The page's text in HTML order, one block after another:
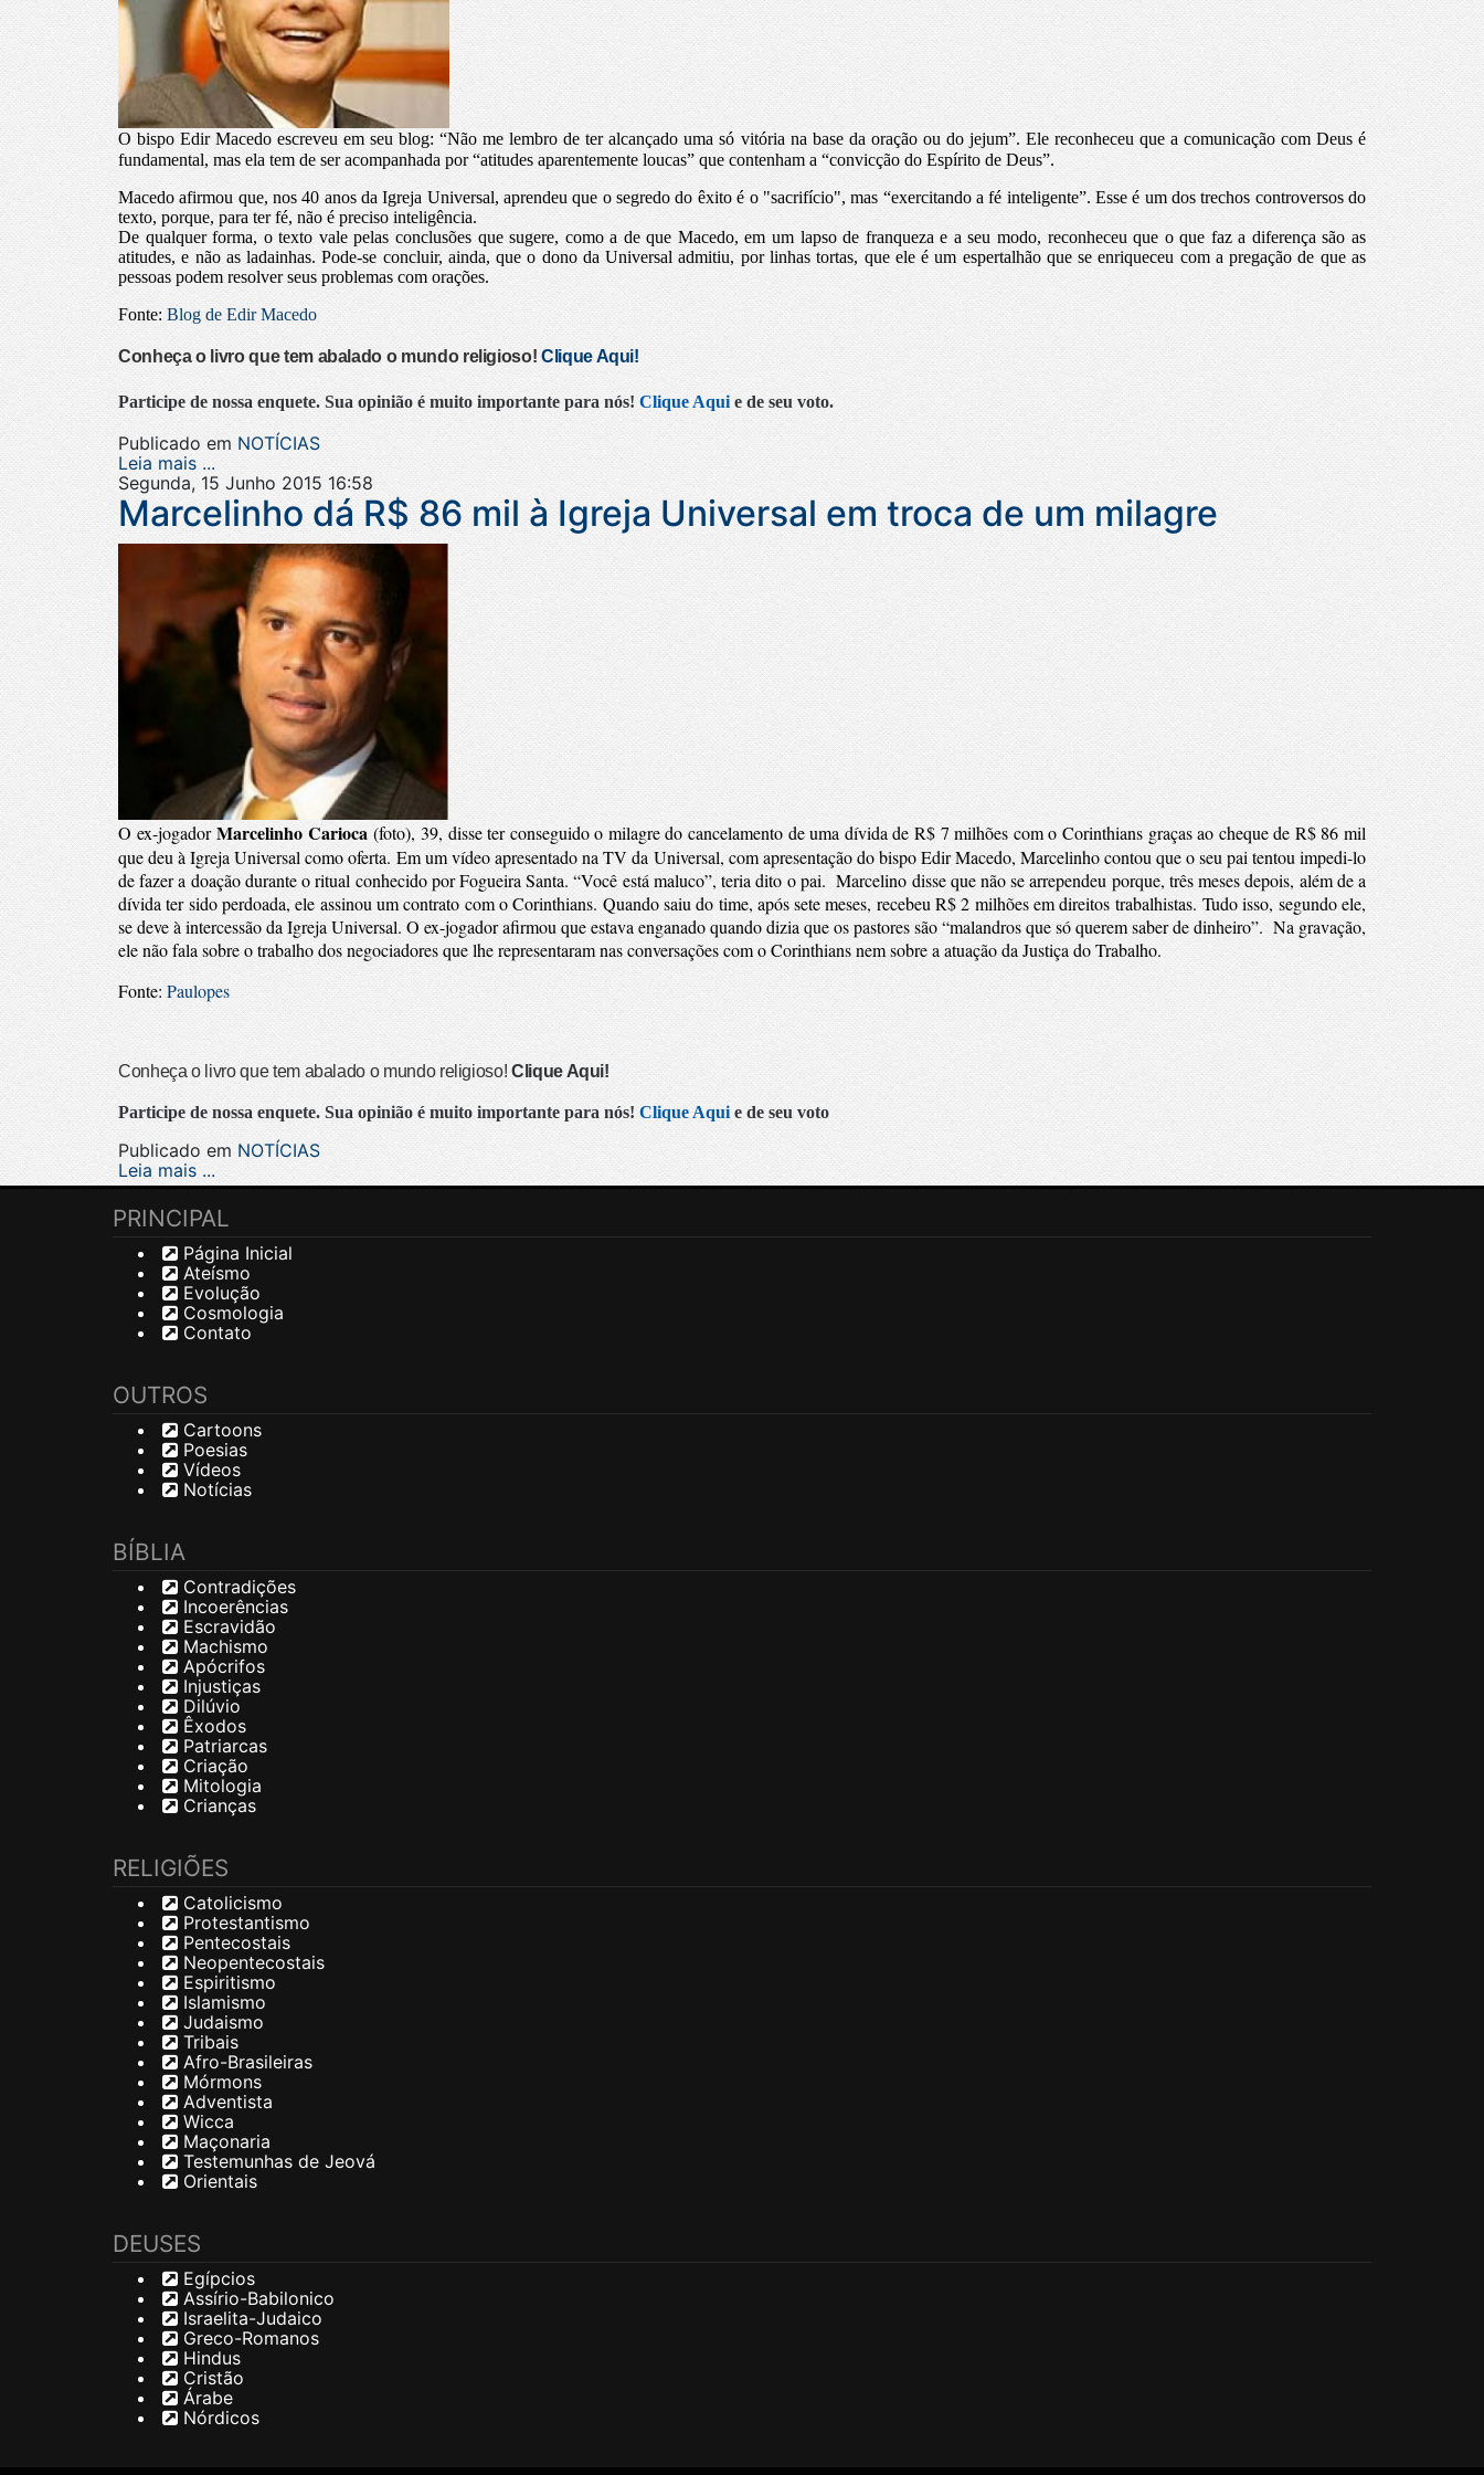
O bispo Edir Macedo escreveu em seu blog: “Não me lembro de ter alcançado uma só vitória na base da oração ou do jejum”. Ele reconheceu que a comunicação com Deus é
fundamental, mas ela tem de ser acompanhada por “atitudes aparentemente loucas” que contenham a “convicção do Espírito de Deus”.
Macedo afirmou que, nos 40 anos da Igreja Universal, aprendeu que o segredo do êxito é o "sacrifício", mas “exercitando a fé inteligente”. Esse é um dos trechos controversos do
texto, porque, para ter fé, não é preciso inteligência.
De qualquer forma, o texto vale pelas conclusões que sugere, como a de que Macedo, em um lapso de franqueza e a seu modo, reconheceu que o que faz a diferença são as
atitudes, e não as ladainhas. Pode-se concluir, ainda, que o dono da Universal admitiu, por linhas tortas, que ele é um espertalhão que se enriqueceu com a pregação de que as
pessoas podem resolver seus problemas com orações.
Fonte: Blog de Edir Macedo
Conheça o livro que tem abalado o mundo religioso!Clique Aqui!
Participe de nossa enquete. Sua opinião é muito importante para nós!Clique Aqui e de seu voto.
Publicado em NOTÍCIAS
Leia mais ...
Segunda, 15 Junho 2015 16:58
Marcelinho dá R$ 86 mil à Igreja Universal em troca de um milagre
O ex-jogadorMarcelinho Carioca(foto), 39, disse ter conseguido o milagre do cancelamento de uma dívida de R$ 7 milhões com o Corinthians graças ao cheque de R$ 86 mil
que deu à Igreja Universal como oferta.Em um vídeo apresentado na TV da Universal, com apresentação do bispo Edir Macedo, Marcelinho contou que o seu pai tentou impedi-lo
de fazer a doação durante o ritual conhecido por Fogueira Santa. “Você está maluco”, teria dito o pai.Marcelino disse que não se arrependeu porque, três meses depois, além de a
dívida ter sido perdoada, ele assinou um contrato com o Corinthians. Quando saiu do time, após sete meses, recebeu R$ 2 milhões em direitos trabalhistas.Tudo isso, segundo ele,
se deve à intercessão da Igreja Universal.O ex-jogador afirmou que estava enganado quando dizia que os pastores são “malandros que só querem saber de dinheiro”. Na gravação,
ele não fala sobre o trabalho dos negociadores que lhe representaram nas conversações com o Corinthians nem sobre a atuação da Justiça do Trabalho.
Fonte: Paulopes
Conheça o livro que tem abalado o mundo religioso!Clique Aqui!
Participe de nossa enquete. Sua opinião é muito importante para nós!Clique Aqui e de seu voto
Publicado em NOTÍCIAS
Leia mais ...
PRINCIPAL
Página Inicial
Ateísmo
Evolução
Cosmologia
Contato
OUTROS
Cartoons
Poesias
Vídeos
Notícias
BÍBLIA
Contradições
Incoerências
Escravidão
Machismo
Apócrifos
Injustiças
Dilúvio
Êxodos
Patriarcas
Criação
Mitologia
Crianças
RELIGIÕES
Catolicismo
Protestantismo
Pentecostais
Neopentecostais
Espiritismo
Islamismo
Judaismo
Tribais
Afro-Brasileiras
Mórmons
Adventista
Wicca
Maçonaria
Testemunhas de Jeová
Orientais
DEUSES
Egípcios
Assírio-Babilonico
Israelita-Judaico
Greco-Romanos
Hindus
Cristão
Árabe
Nórdicos